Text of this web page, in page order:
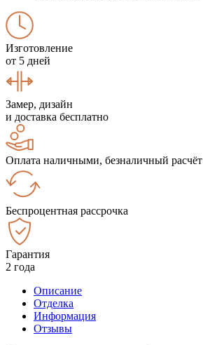
Изготовление
от 5 дней
Замер, дизайн
и доставка бесплатно
Оплата наличными, безналичный расчёт
Беспроцентная рассрочка
Гарантия
2 года
Описание
Отделка
Информация
Отзывы